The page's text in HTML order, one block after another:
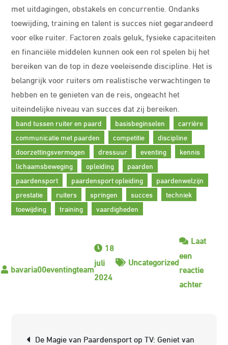
met uitdagingen, obstakels en concurrentie. Ondanks
toewijding, training en talent is succes niet gegarandeerd
voor elke ruiter. Factoren zoals geluk, fysieke capaciteiten
en financiële middelen kunnen ook een rol spelen bij het
bereiken van de top in deze veeleisende discipline. Het is
belangrijk voor ruiters om realistische verwachtingen te
hebben en te genieten van de reis, ongeacht het
uiteindelijke niveau van succes dat zij bereiken.
band tussen ruiter en paard basisbeginselen
carrière
communicatie met paarden
competitie
discipline
doorzettingsvermogen
dressuur eventing
kennis
lichaamsbeweging
opleiding
paarden
paardensport
paardensport opleiding
paardenwelzijn
prestatie
ruiters springen succes
techniek
toewijding
training vaardigheden
18
juli
2024
Uncategorized
Laat
een
reactie
achterop
De Magie van Paardensport op TV: Geniet van